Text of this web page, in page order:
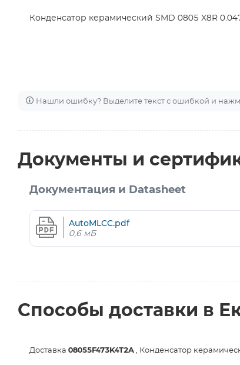
Конденсатор керамический SMD 0805 X8R
Нашли ошибку? Выделите текст с ошибкой и
Документы и
Документация и Datasheet
AutoMLCC.pdf
0,6 мБ
Способы доставки в
Доставка 08055F473K4T2A , Конденсатор